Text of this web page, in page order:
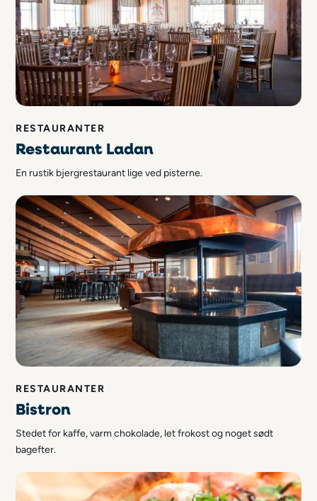
RESTAURANTER
Restaurant Ladan
En rustik bjergrestaurant lige ved pisterne.
RESTAURANTER
Bistron
Stedet for kaffe, varm chokolade, let frokost og noget sødt
bagefter.